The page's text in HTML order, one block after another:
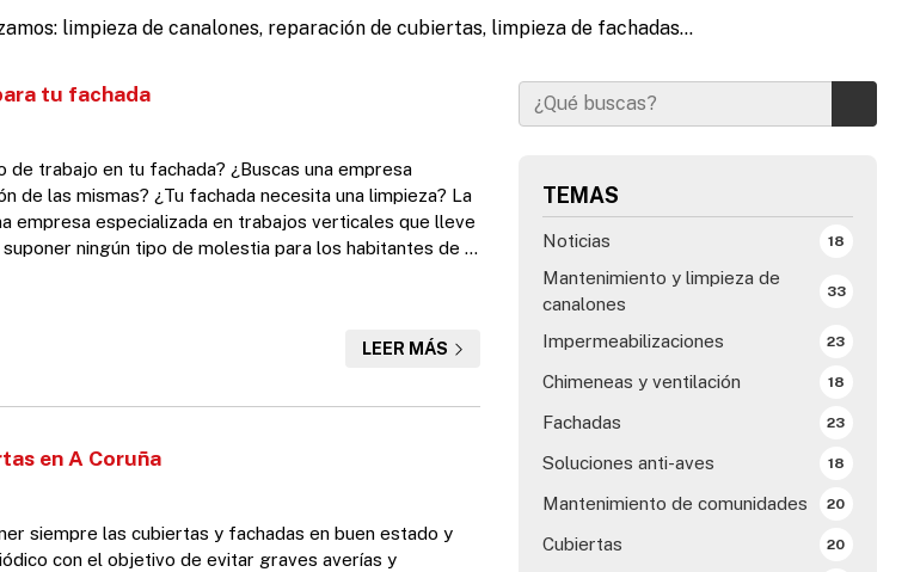
limpieza de canalones, reparación de cubiertas, limpieza de fachadas...
TEMAS
Noticias 18
Mantenimiento y limpieza de
canalones
33
Impermeabilizaciones 23
Chimeneas y ventilación 18
Fachadas 23
Soluciones anti-aves 18
Mantenimiento de comunidades 20
Cubiertas 20
tu fachada
de trabajo en tu fachada? ¿Buscas una empresa
de las mismas? ¿Tu fachada necesita una limpieza? La
empresa especializada en trabajos verticales que lleve
ningún tipo de molestia para los habitantes de la
LEER MÁS
en A Coruña
siempre las cubiertas y fachadas en buen estado y
con el objetivo de evitar graves averías y